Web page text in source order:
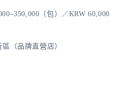
（包）／KRW 60,000
區（品牌直營店）